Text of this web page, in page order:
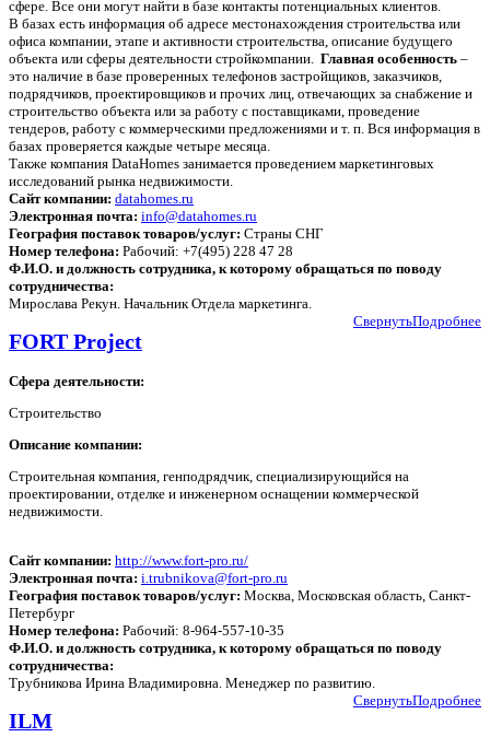
сфере. Все они могут найти в базе контакты потенциальных клиентов.
В базах есть информация об адресе местонахождения строительства или
офиса компании, этапе и активности строительства, описание будущего
объекта или сферы деятельности стройкомпании. Главная особенность –
это наличие в базе проверенных телефонов застройщиков, заказчиков,
подрядчиков, проектировщиков и прочих лиц, отвечающих за снабжение и
строительство объекта или за работу с поставщиками, проведение
тендеров, работу с коммерческими предложениями и т. п. Вся информация в
базах проверяется каждые четыре месяца.
Также компания DataHomes занимается проведением маркетинговых
исследований рынка недвижимости.
Сайт компании: datahomes.ru
Электронная почта: info@datahomes.ru
География поставок товаров/услуг: Страны СНГ
Номер телефона: Рабочий: +7(495) 228 47 28
Ф.И.О. и должность сотрудника, к которому обращаться по поводу
сотрудничества:
Мирослава Рекун. Начальник Отдела маркетинга.
Подробнее
Свернуть
FORT Project
Сфера деятельности:
Строительство
Описание компании:
Строительная компания, генподрядчик, специализирующийся на
проектировании, отделке и инженерном оснащении коммерческой
недвижимости.
Сайт компании: http://www.fort-pro.ru/
Электронная почта: i.trubnikova@fort-pro.ru
География поставок товаров/услуг: Москва, Московская область, Санкт-
Петербург
Номер телефона: Рабочий: 8-964-557-10-35
Ф.И.О. и должность сотрудника, к которому обращаться по поводу
сотрудничества:
Трубникова Ирина Владимировна. Менеджер по развитию.
Подробнее
Свернуть
ILM